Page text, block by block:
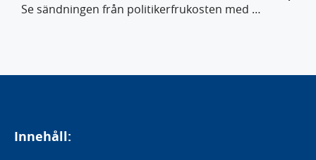
Se sändningen från politikerfrukosten med Mikael Damberg.
Innehåll: